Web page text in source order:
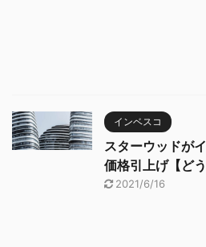
インベスコ
スターウッドが
価格引上げ【どう
2021/6/16